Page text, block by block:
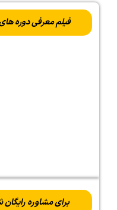
فیلم معرفی دوره
برای مشاوره